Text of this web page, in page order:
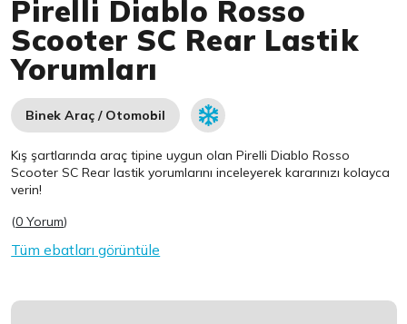
Pirelli Diablo Rosso
Scooter SC Rear Lastik
Yorumları
Binek Araç / Otomobil
Kış şartlarında araç tipine uygun olanPirelli Diablo Rosso
Scooter SC Rear lastik yorumlarını inceleyerek kararınızı kolayca
verin!
(0 Yorum)
Tüm ebatları görüntüle